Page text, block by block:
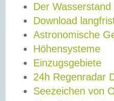
Der Wasserstand
Download
Astronomische
Höhensysteme
Einzugsgebiete
24h Regenradar
Seezeichen von